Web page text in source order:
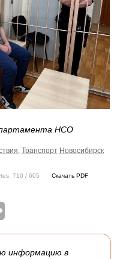
НСО
, Транспорт Новосибирск
710 / 605 Скачать PDF
информацию в